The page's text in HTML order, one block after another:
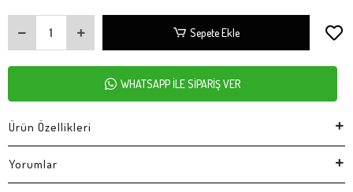
Sepete Ekle
WHATSAPP İLE SİPARİŞ VER
Ürün Özellikleri
Yorumlar